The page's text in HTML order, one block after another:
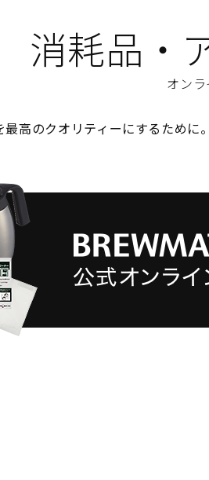
消耗品・
オン
最高のクオリティーにするために